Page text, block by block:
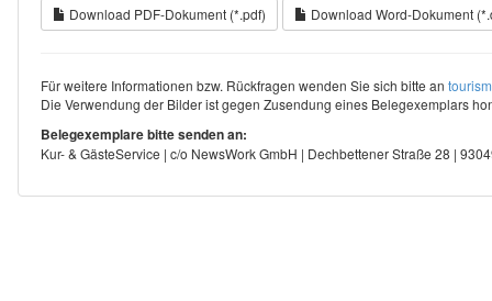
Download PDF-Dokument (*.pdf) Download Word-Dokument
Für weitere Informationen bzw. Rückfragen wenden Sie sich bitte an
Die Verwendung der Bilder ist gegen Zusendung eines Belegexemplars
Belegexemplare bitte senden an:
Kur- & GästeService | c/o NewsWork GmbH | Dechbettener Straße 28 |